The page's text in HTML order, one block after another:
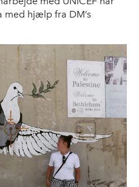
hjælp fra DM’s